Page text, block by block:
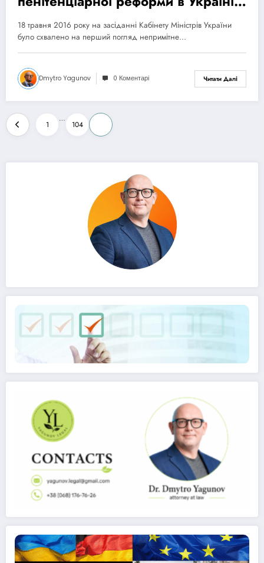
деякі проєкти і деякі кроки
18 травня 2016 року на засіданні Кабінету Міністрів України
було схвалено на перший погляд непримітне…
Dmytro Yagunov 0 Коментарі Читати Далі
Пагінація
записів
1
…
104